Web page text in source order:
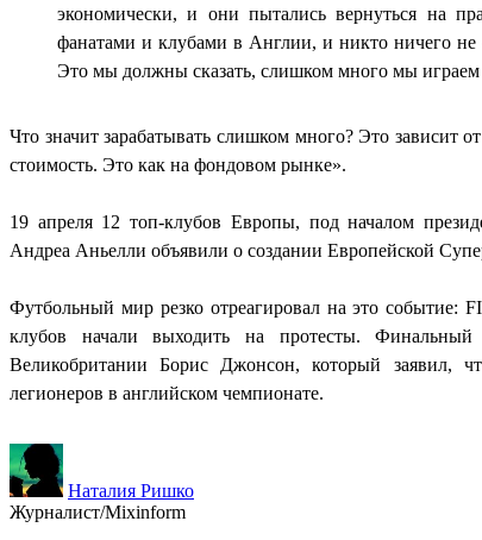
экономически, и они пытались вернуться на
фанатами и клубами в Англии, и никто ничего
Это мы должны сказать, слишком много мы играем
Что значит зарабатывать слишком много? Это зависит
стоимость. Это как на фондовом рынке».
19 апреля 12 топ-клубов Европы, под началом
Андреа Аньелли объявили о создании Европейской
Футбольный мир резко отреагировал на это событие:
клубов начали выходить на протесты.
Великобритании Борис Джонсон, который заявил,
легионеров в английском чемпионате.
Наталия Ришко
Журналист/Mixinform